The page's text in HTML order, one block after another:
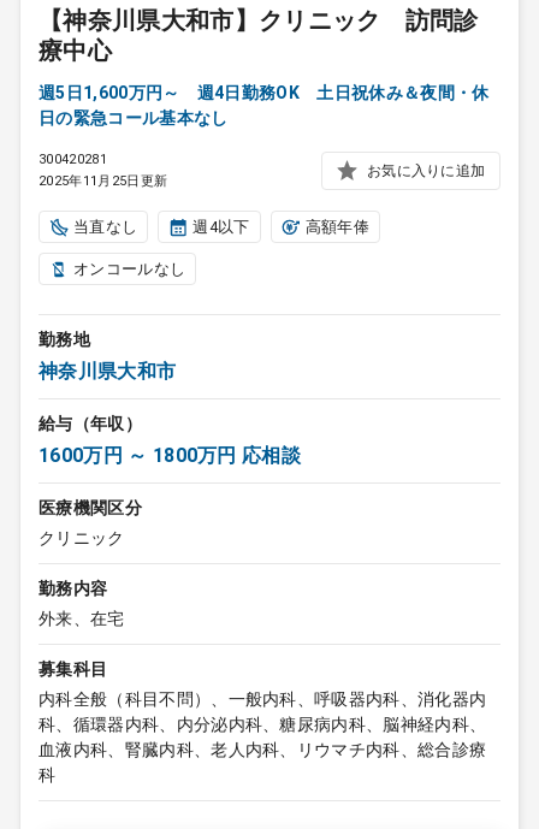
【神奈川県大和市】クリニック 訪問診
療中心
週5日1,600万円～ 週4日勤務OK 土日祝休み＆夜間・休
日の緊急コール基本なし
300420281
2025年11月25日更新
お気に入りに追加
当直なし 週4以下 高額年俸
オンコールなし
勤務地
神奈川県大和市
給与（年収）
1600万円 ～ 1800万円 応相談
医療機関区分
クリニック
勤務内容
外来、在宅
募集科目
内科全般（科目不問）、一般内科、呼吸器内科、消化器内
科、循環器内科、内分泌内科、糖尿病内科、脳神経内科、
血液内科、腎臓内科、老人内科、リウマチ内科、総合診療
科